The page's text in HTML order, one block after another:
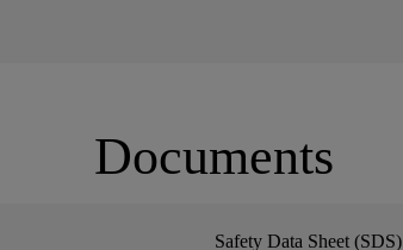
Documents
Safety Data Sheet (SDS)